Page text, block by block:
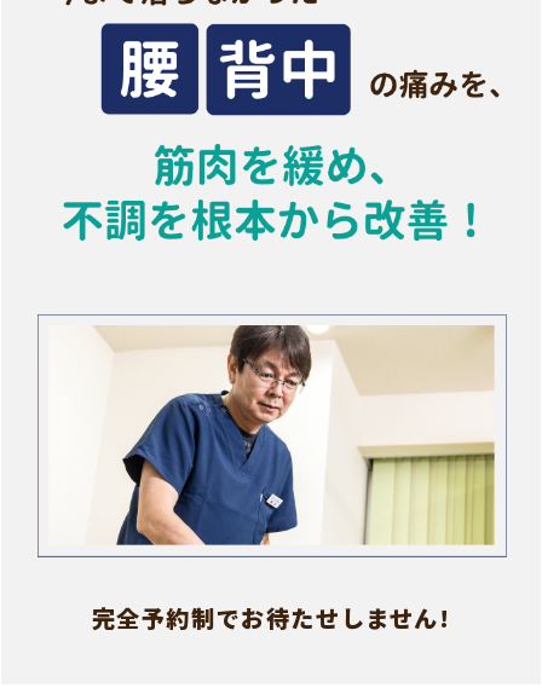
完全予約制でお待たせしません!